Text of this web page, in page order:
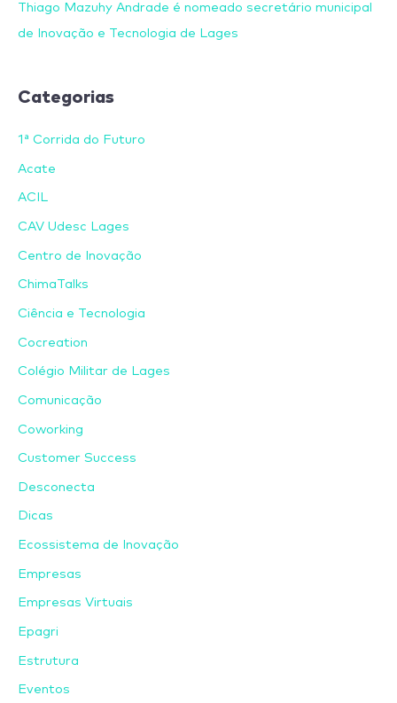
Thiago Mazuhy Andrade é nomeado secretário municipal
de Inovação e Tecnologia de Lages
Categorias
1ª Corrida do Futuro
Acate
ACIL
CAV Udesc Lages
Centro de Inovação
ChimaTalks
Ciência e Tecnologia
Cocreation
Colégio Militar de Lages
Comunicação
Coworking
Customer Success
Desconecta
Dicas
Ecossistema de Inovação
Empresas
Empresas Virtuais
Epagri
Estrutura
Eventos